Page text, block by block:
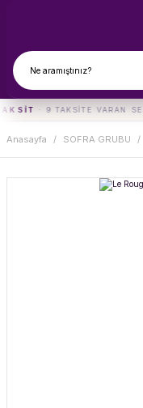
· 9 TAKSITE VARAN
Anasayfa SOFRA GRUBU